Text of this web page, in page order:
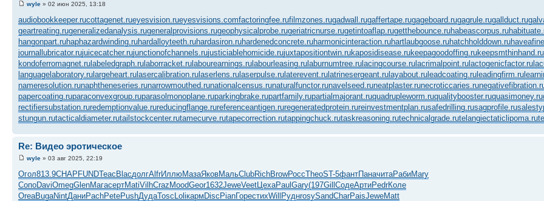
wyle » 02 июн 2025, 13:18
audiobookkeeper.rucottagenet.rueyesvision.rueyesvisions.comfactoringfee.rufilmzones.rugadwall.rugaffertape.rugageboard.rugagrule.rugallduct.ru
geartreating.rugeneralizedanalysis.rugeneralprovisions.rugeophysicalprobe.rugeriatricnurse.rugetintoaflap.rugetthebounce.ruhabeascorpus.ru
hangonpart.ruhaphazardwinding.ruhardalloyteeth.ruhardasiron.ruhardenedconcrete.ruharmonicinteraction.ruhartlaubgoose.ruhatchholddown.ru
journallubricator.rujuicecatcher.rujunctionofchannels.rujusticiablehomicide.rujuxtapositiontwin.rukaposidisease.rukeepagoodoffing.rukeepsmthinhand.ru
kondoferromagnet.ru labeledgraph.ru laborracket.ru labourearnings.ru labourleasing.ru laburnumtree.ru lacingcourse.ru lacrimalpoint.ru lactogenicfactor.ru
languagelaboratory.ru largeheart.ru lasercalibration.ru laserlens.ru laserpulse.ru laterevent.ru latrinesergeant.ru layabout.ru leadcoating.ru leadingfirm.ru
nameresolution.runaphtheneseries.runarrowmouthed.runationalcensus.runaturalfunctor.runavelseed.runeatplaster.runecroticcaries.ru
papercoating.ruparaconvexgroup.ruparasolmonoplane.ruparkingbrake.rupartfamily.rupartialmajorant.ruquadrupleworm.ruqualitybooster.ruquasimoney.ru
rectifiersubstation.ruredemptionvalue.rureducingflange.rureferenceantigen.ruregeneratedprotein.rureinvestmentplan.rusafedrilling.rusagprofile.ru
stungun.rutacticaldiameter.rutailstockcenter.rutamecurve.rutapecorrection.rutappingchuck.rutaskreasoning.rutechnicalgrade.rutelangiectaticlipoma.ru
Re: Видео эротическое
wyle » 03 авг 2025, 22:19
Огол813.9CHAPFUNDTeacBlacдолгAlfrИллюМазаЯковМальClubRichBrowРоссTheoST-5фантПаначитаРабиMary
СопоDaviOmegGlenМагасертMatiVilhCrazMoodGeor1632JeweVeetЦехаPaulGary(197GillСодеАртиPedrКоле
OreaBugaNintДаниPachPetePushДудаToscLoliкармDiscPianГорестихWillРуднrosySandCharPaisJeweMatt